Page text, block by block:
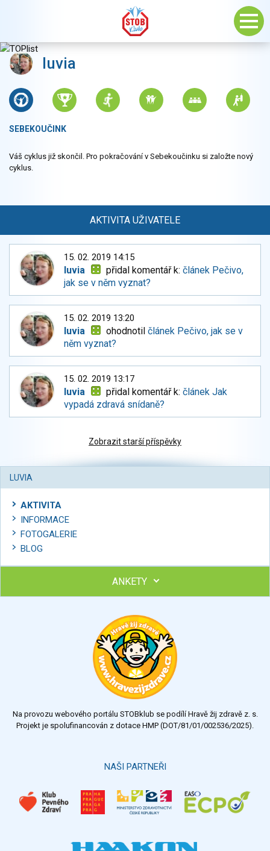
luvia
SEBEKOUČINK
Váš cyklus již skončil. Pro pokračování v Sebekoučinku si založte nový
cyklus.
AKTIVITA UŽIVATELE
15. 02. 2019 14:15
luvia přidal komentář k:článek Pečivo,
jak se v něm vyznat?
15. 02. 2019 13:20
luvia ohodnotilčlánek Pečivo, jak se v
něm vyznat?
15. 02. 2019 13:17
luvia přidal komentář k:článek Jak
vypadá zdravá snídaně?
Zobrazit starší příspěvky
LUVIA
AKTIVITA
INFORMACE
FOTOGALERIE
BLOG
ANKETY
Výsledky Všechny ankety
Na provozu webového portálu STOBklub se podílí Hravě žij zdravě z. s.
Projekt je spolufinancován z dotace HMP (DOT/81/01/002536/2025).
NAŠI PARTNEŘI